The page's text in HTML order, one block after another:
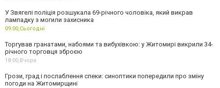
У Звягелі поліція розшукала 69-річного чоловіка, який викрав
лампадку з могили захисника
09:00,Сьогодні
Торгував гранатами, набоями та вибухівкою: у Житомирі викрили 34-
річного торговця зброєю
18:00, Вчора
Грози, град і послаблення спеки: синоптики попередили про зміну
погоди на Житомирщині